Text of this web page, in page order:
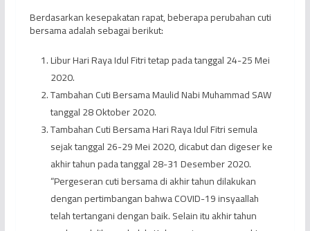
Berdasarkan kesepakatan rapat, beberapa perubahan cuti
bersama adalah sebagai berikut:
Libur Hari Raya Idul Fitri tetap pada tanggal 24-25 Mei
2020.
Tambahan Cuti Bersama Maulid Nabi Muhammad SAW
tanggal 28 Oktober 2020.
Tambahan Cuti Bersama Hari Raya Idul Fitri semula
sejak tanggal 26-29 Mei 2020, dicabut dan digeser ke
akhir tahun pada tanggal 28-31 Desember 2020.
“Pergeseran cuti bersama di akhir tahun dilakukan
dengan pertimbangan bahwa COVID-19 insyaallah
telah tertangani dengan baik. Selain itu akhir tahun